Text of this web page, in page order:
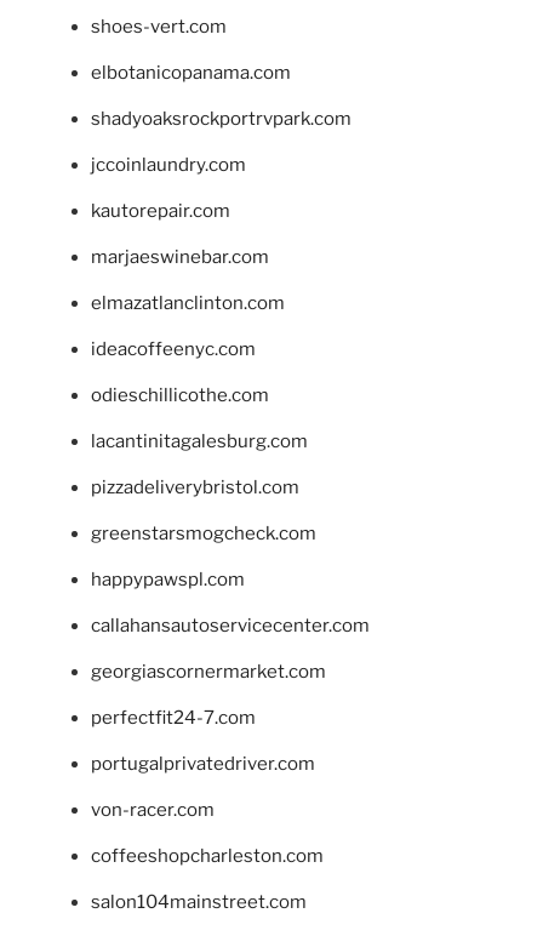
shoes-vert.com
elbotanicopanama.com
shadyoaksrockportrvpark.com
jccoinlaundry.com
kautorepair.com
marjaeswinebar.com
elmazatlanclinton.com
ideacoffeenyc.com
odieschillicothe.com
lacantinitagalesburg.com
pizzadeliverybristol.com
greenstarsmogcheck.com
happypawspl.com
callahansautoservicecenter.com
georgiascornermarket.com
perfectfit24-7.com
portugalprivatedriver.com
von-racer.com
coffeeshopcharleston.com
salon104mainstreet.com